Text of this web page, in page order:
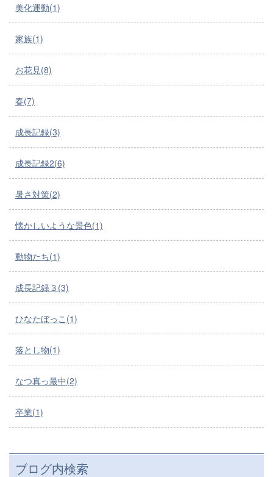
美化運動(1)
家族(1)
お花見(8)
春(7)
成長記録(3)
成長記録2(6)
暑さ対策(2)
懐かしいような景色(1)
動物たち(1)
成長記録３(3)
ひなたぼっこ(1)
落とし物(1)
なつ真っ最中(2)
卒業(1)
ブログ内検索